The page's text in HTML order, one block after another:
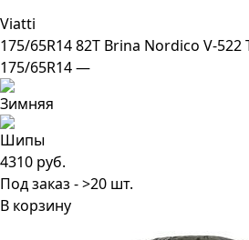
Viatti
175/65R14 82T Brina Nordico V-522
175/65R14 —
4310 руб.
Под заказ - >20 шт.
В корзину